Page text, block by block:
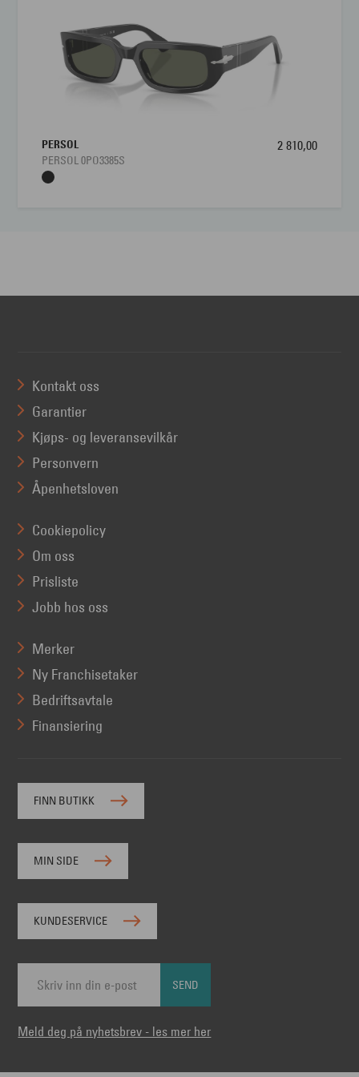
PERSOL
PERSOL 0PO3385S
2 810,00
Kontakt oss
Garantier
Kjøps- og leveransevilkår
Personvern
Åpenhetsloven
Cookiepolicy
Om oss
Prisliste
Jobb hos oss
Merker
Ny Franchisetaker
Bedriftsavtale
Finansiering
FINN BUTIKK
MIN SIDE
KUNDESERVICE
SEND
Meld deg på nyhetsbrev - les mer her